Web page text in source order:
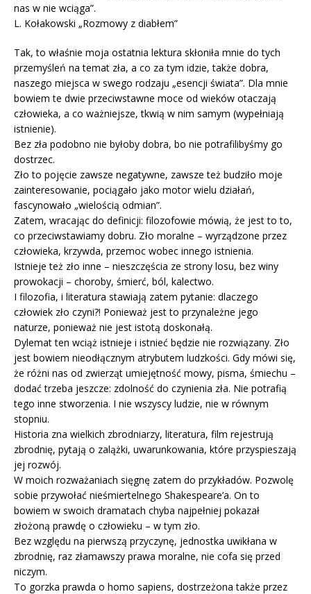
nas w nie wciąga”.
L. Kołakowski „Rozmowy z diabłem”
Tak, to właśnie moja ostatnia lektura skłoniła mnie do tych
przemyśleń na temat zła, a co za tym idzie, także dobra,
naszego miejsca w swego rodzaju „esencji świata”. Dla mnie
bowiem te dwie przeciwstawne moce od wieków otaczają
człowieka, a co ważniejsze, tkwią w nim samym (wypełniają
istnienie).
Bez zła podobno nie byłoby dobra, bo nie potrafilibyśmy go
dostrzec.
Zło to pojęcie zawsze negatywne, zawsze też budziło moje
zainteresowanie, pociągało jako motor wielu działań,
fascynowało „wielością odmian”.
Zatem, wracając do definicji: filozofowie mówią, że jest to to,
co przeciwstawiamy dobru. Zło moralne – wyrządzone przez
człowieka, krzywda, przemoc wobec innego istnienia.
Istnieje też zło inne – nieszczęścia ze strony losu, bez winy
prowokacji – choroby, śmierć, ból, kalectwo.
I filozofia, i literatura stawiają zatem pytanie: dlaczego
człowiek zło czyni?! Ponieważ jest to przynależne jego
naturze, ponieważ nie jest istotą doskonałą.
Dylemat ten wciąż istnieje i istnieć będzie nie rozwiązany. Zło
jest bowiem nieodłącznym atrybutem ludzkości. Gdy mówi się,
że różni nas od zwierząt umiejętność mowy, pisma, śmiechu –
dodać trzeba jeszcze: zdolność do czynienia zła. Nie potrafią
tego inne stworzenia. I nie wszyscy ludzie, nie w równym
stopniu.
Historia zna wielkich zbrodniarzy, literatura, film rejestrują
zbrodnię, pytają o zalążki, uwarunkowania, które przyspieszają
jej rozwój.
W moich rozważaniach sięgnę zatem do przykładów. Pozwolę
sobie przywołać nieśmiertelnego Shakespeare’a. On to
bowiem w swoich dramatach chyba najpełniej pokazał
złożoną prawdę o człowieku – w tym zło.
Bez względu na pierwszą przyczynę, jednostka uwikłana w
zbrodnię, raz złamawszy prawa moralne, nie cofa się przed
niczym.
To gorzka prawda o homo sapiens, dostrzeżona także przez